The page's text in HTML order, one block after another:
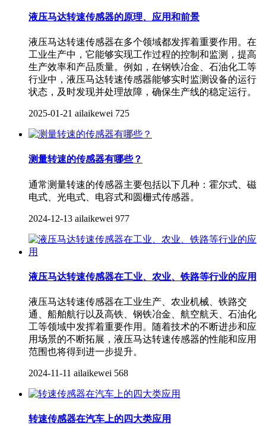
液压马达转速传感器的原理、应用和前景
液压马达转速传感器在多个领域都发挥着重要作用。在
工业生产中，它能够实现工作过程的控制和监测，提高
生产效率和产品质量。例如，在钢铁冶金、石油化工等
行业中，液压马达转速传感器能够实时监测设备的运行
状态，及时发现并处理故障，确保生产线的稳定运行。
2025-01-21 ailaikewei 725
测量转速的传感器有哪些？
通常‌测量转速的传感器主要包括以下几种：霍尔式、磁
电式、光电式、电容式和圆栅式传感器。‌‌‌
2024-12-13 ailaikewei 977
液压马达转速传感器在工业、农业、铁路等行业的应用
液压马达转速传感器在工业生产、农业机械、铁路交
通、船舶航行以及高铁、钢铁冶金、航空航天、石油化
工等领域中发挥着重要作用。随着技术的不断进步和应
用场景的不断拓展，液压马达转速传感器的性能和应用
范围也将得到进一步提升。
2024-11-11 ailaikewei 568
转速传感器在汽车上的四大类应用